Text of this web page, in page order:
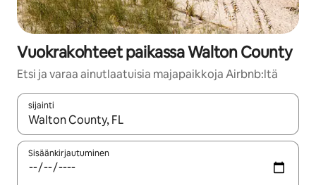
Vuokrakohteet paikassa Walton County
Etsi ja varaa ainutlaatuisia majapaikkoja Airbnb:ltä
sijainti
Kun tulokset ovat saatavilla, navigoi ylös- ja alas-
Sisäänkirjautuminen